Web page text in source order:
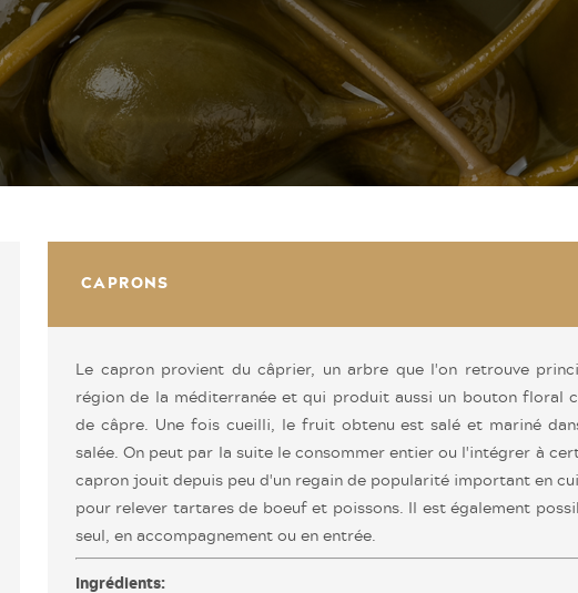
CAPRONS
Le capron provient du câprier, un arbre que l'on retrouve
région de la méditerranée et qui produit aussi un bouton floral
de câpre. Une fois cueilli, le fruit obtenu est salé et mariné
salée. On peut par la suite le consommer entier ou l'intégrer à
capron jouit depuis peu d'un regain de popularité important en
pour relever tartares de boeuf et poissons. Il est également
seul, en accompagnement ou en entrée.
Ingrédients: